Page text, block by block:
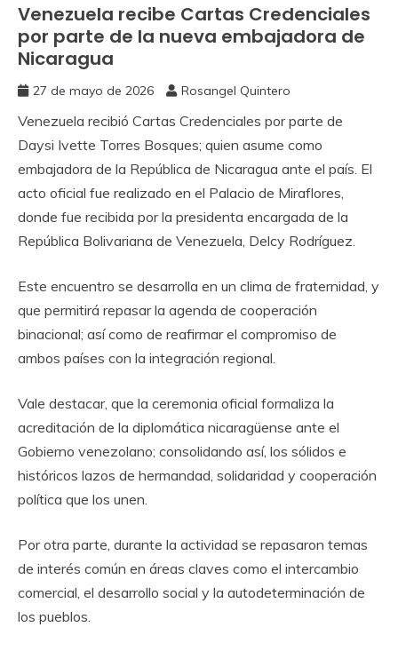
Venezuela recibe Cartas Credenciales
por parte de la nueva embajadora de
Nicaragua
27 de mayo de 2026 Rosangel Quintero
Venezuela recibió Cartas Credenciales por parte de
Daysi Ivette Torres Bosques; quien asume como
embajadora de la República de Nicaragua ante el país. El
acto oficial fue realizado en el Palacio de Miraflores,
donde fue recibida por la presidenta encargada de la
República Bolivariana de Venezuela, Delcy Rodríguez.
Este encuentro se desarrolla en un clima de fraternidad, y
que permitirá repasar la agenda de cooperación
binacional; así como de reafirmar el compromiso de
ambos países con la integración regional.
Vale destacar, que la ceremonia oficial formaliza la
acreditación de la diplomática nicaragüense ante el
Gobierno venezolano; consolidando así, los sólidos e
históricos lazos de hermandad, solidaridad y cooperación
política que los unen.
Por otra parte, durante la actividad se repasaron temas
de interés común en áreas claves como el intercambio
comercial, el desarrollo social y la autodeterminación de
los pueblos.